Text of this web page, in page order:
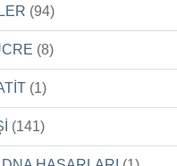
(94)
(8)
(1)
(141)